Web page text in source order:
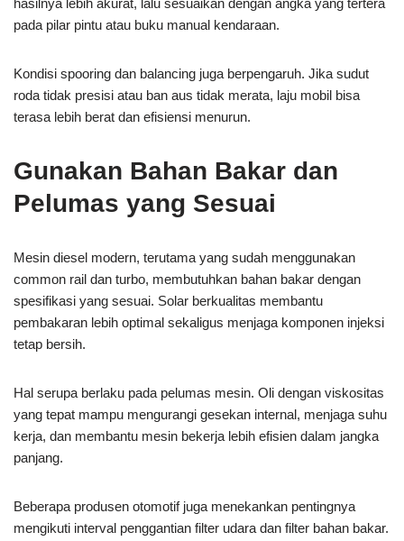
hasilnya lebih akurat, lalu sesuaikan dengan angka yang tertera
pada pilar pintu atau buku manual kendaraan.
Kondisi spooring dan balancing juga berpengaruh. Jika sudut
roda tidak presisi atau ban aus tidak merata, laju mobil bisa
terasa lebih berat dan efisiensi menurun.
Gunakan Bahan Bakar dan
Pelumas yang Sesuai
Mesin diesel modern, terutama yang sudah menggunakan
common rail dan turbo, membutuhkan bahan bakar dengan
spesifikasi yang sesuai. Solar berkualitas membantu
pembakaran lebih optimal sekaligus menjaga komponen injeksi
tetap bersih.
Hal serupa berlaku pada pelumas mesin. Oli dengan viskositas
yang tepat mampu mengurangi gesekan internal, menjaga suhu
kerja, dan membantu mesin bekerja lebih efisien dalam jangka
panjang.
Beberapa produsen otomotif juga menekankan pentingnya
mengikuti interval penggantian filter udara dan filter bahan bakar.